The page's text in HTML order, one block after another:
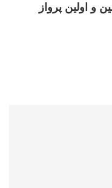
و اولین پرواز